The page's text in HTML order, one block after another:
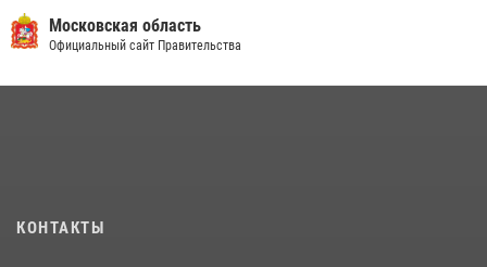
федеральном розыске (видео)
22 июля 2026, 14:15 1
18 июля 2026, 07:03
Московская область
Официальный сайт Правительства
КОНТАКТЫ